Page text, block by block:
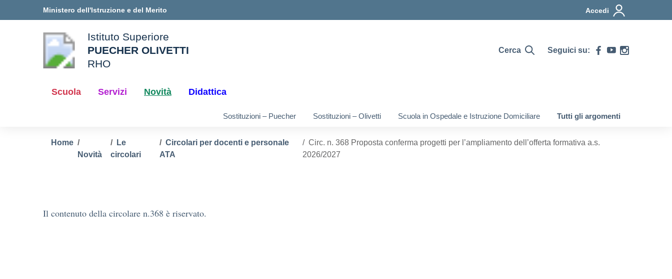
Ministero dell'Istruzione e del Merito Accedi
della scuola
Istituto Superiore
PUECHER OLIVETTI
RHO
Cerca Seguici su:
Scuola Servizi Novità Didattica
Sostituzioni – Puecher Sostituzioni – Olivetti Scuola in Ospedale e Istruzione Domiciliare Tutti gli argomenti
Home
Novità
Le
circolari
Circolari per docenti e personale
ATA
Circ. n. 368 Proposta conferma progetti per l’ampliamento dell’offerta formativa a.s.
2026/2027
Il contenuto della circolare n.368 è riservato.